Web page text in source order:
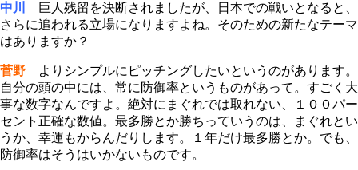
中川
巨人残留を決断されましたが、日本での戦いとなると、
さらに追われる立場になりますよね。そのための新たなテーマ
はありますか？
菅野 よりシンプルにピッチングしたいというのがあります。
自分の頭の中には、常に防御率というものがあって。すごく大
事な数字なんですよ。絶対にまぐれでは取れない、１００パー
セント正確な数値。最多勝とか勝ちっていうのは、まぐれとい
うか、幸運もからんだりします。１年だけ最多勝とか。でも、
防御率はそうはいかないものです。